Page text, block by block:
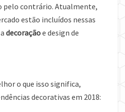
pelo contrário. Atualmente,
estão incluídos nessas
decoraçãoe design de
o que isso significa,
decorativas em 2018: